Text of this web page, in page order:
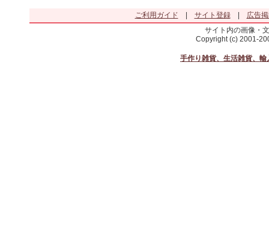
ご利用ガイド サイト登録|
広告
サイト内の画像・
Copyright (c) 2001-
手作り雑貨、生活雑貨、